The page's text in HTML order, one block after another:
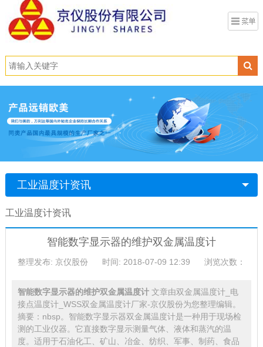
工业温度计资讯
工业温度计资讯
智能数字显示器的维护双金属温度计
整理发布: 京仪股份 时间: 2018-07-09 12:39 浏览次数：
智能数字显示器的维护双金属温度计 文章由双金属温度计_电
接点温度计_WSS双金属温度计厂家-京仪股份为您整理编辑。
摘要：nbsp。智能数字显示器双金属温度计是一种用于现场检
测的工业仪器。它直接数字显示测量气体、液体和蒸汽的温
度。适用于石油化工、矿山、冶金、纺织、军事、制药、食品